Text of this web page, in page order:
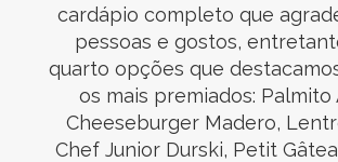
cardápio completo que
pessoas e gostos,
quarto opções que
os mais premiados: Palmito
Cheeseburger Madero,
Chef Junior Durski, Petit